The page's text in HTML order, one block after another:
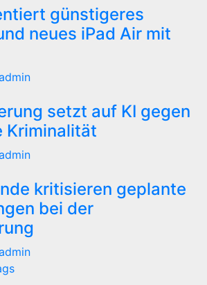
günstigeres
neues iPad Air mit
setzt auf KI gegen
Kriminalität
kritisieren geplante
bei der